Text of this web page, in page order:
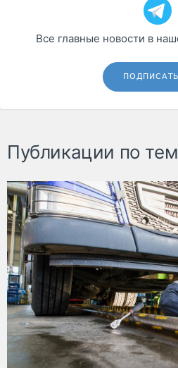
Все главные новости в
Публикации по